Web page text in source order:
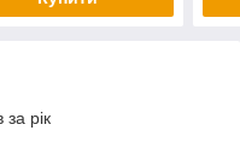
за рік